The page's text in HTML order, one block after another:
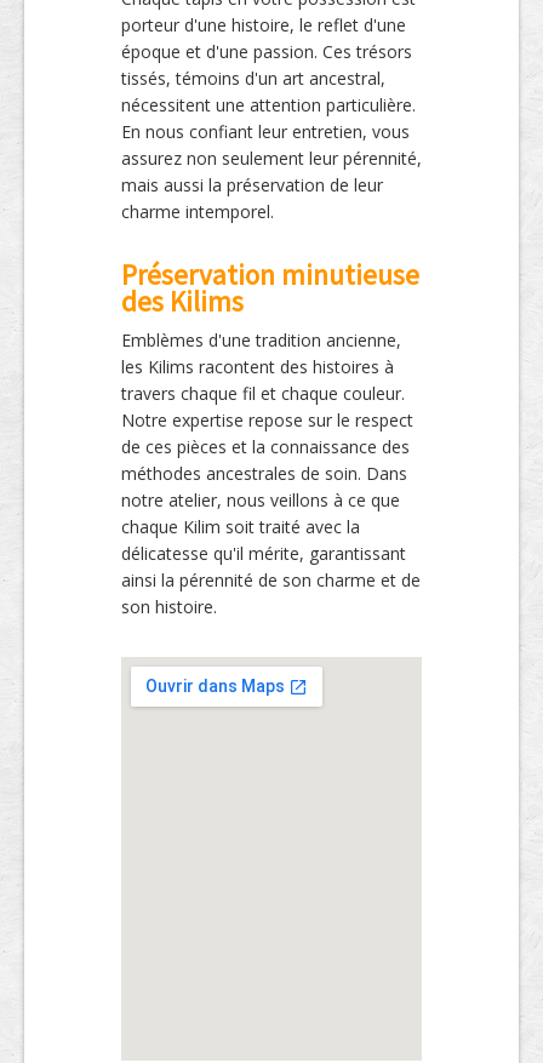
porteur d'une histoire, le reflet d'une
époque et d'une passion. Ces trésors
tissés, témoins d'un art ancestral,
nécessitent une attention particulière.
En nous confiant leur entretien, vous
assurez non seulement leur pérennité,
mais aussi la préservation de leur
charme intemporel.
Préservation minutieuse
des Kilims
Emblèmes d'une tradition ancienne,
les Kilims racontent des histoires à
travers chaque fil et chaque couleur.
Notre expertise repose sur le respect
de ces pièces et la connaissance des
méthodes ancestrales de soin. Dans
notre atelier, nous veillons à ce que
chaque Kilim soit traité avec la
délicatesse qu'il mérite, garantissant
ainsi la pérennité de son charme et de
son histoire.